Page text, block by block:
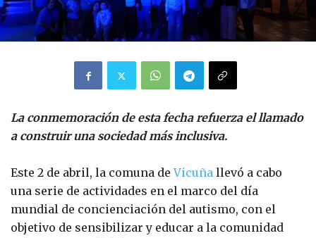
La conmemoración de esta fecha refuerza el llamado
a construir una sociedad más inclusiva.
Este 2 de abril, la comuna deVicuña llevó a cabo
una serie de actividades en el marco del día
mundial de concienciación del autismo, con el
objetivo de sensibilizar y educar a la comunidad